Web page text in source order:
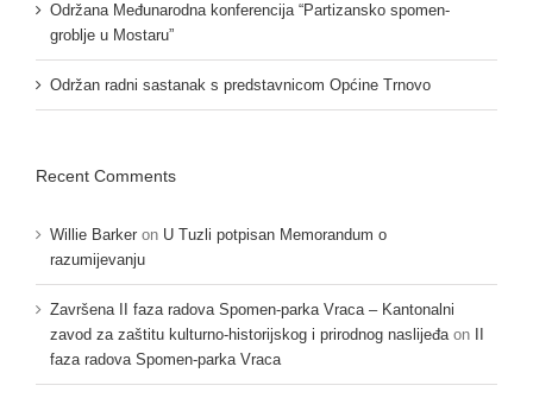
Održana Međunarodna konferencija “Partizansko spomen-
groblje u Mostaru”
Održan radni sastanak s predstavnicom Općine Trnovo
Recent Comments
Willie Barker on U Tuzli potpisan Memorandum o
razumijevanju
Završena II faza radova Spomen-parka Vraca – Kantonalni
zavod za zaštitu kulturno-historijskog i prirodnog naslijeđa on
faza radova Spomen-parka Vraca